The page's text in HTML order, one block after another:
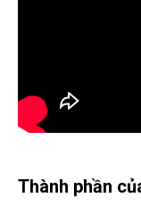
Thành phần